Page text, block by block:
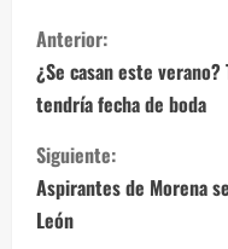
S
i
g
u
e
Anterior:
¿Se casan este
tendría fecha de boda
Siguiente:
Aspirantes de Morena
León